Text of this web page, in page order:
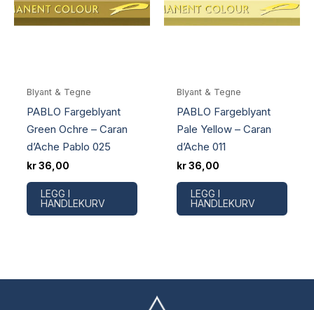
Blyant & Tegne
PABLO Fargeblyant
Green Ochre – Caran
d’Ache Pablo 025
kr36,00
LEGG I
HANDLEKURV
Blyant & Tegne
PABLO Fargeblyant
Pale Yellow – Caran
d’Ache 011
kr36,00
LEGG I
HANDLEKURV